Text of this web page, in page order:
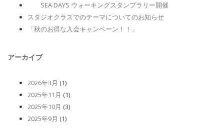
SEA DAYS ウォーキングスタンプラリー開催
スタジオクラスでのテーマについてのお知らせ
「秋のお得な入会キャンペーン！！」
アーカイブ
2026年3月 (1)
2025年11月 (1)
2025年10月 (3)
2025年9月 (1)